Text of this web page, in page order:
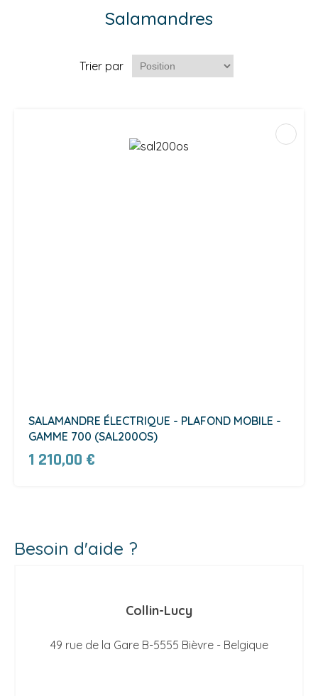
Salamandres
Trier par
SALAMANDRE ÉLECTRIQUE - PLAFOND MOBILE -
GAMME 700 (SAL200OS)
1 210,00 €
Besoin d'aide ?
Collin-Lucy
49 rue de la Gare B-5555 Bièvre - Belgique